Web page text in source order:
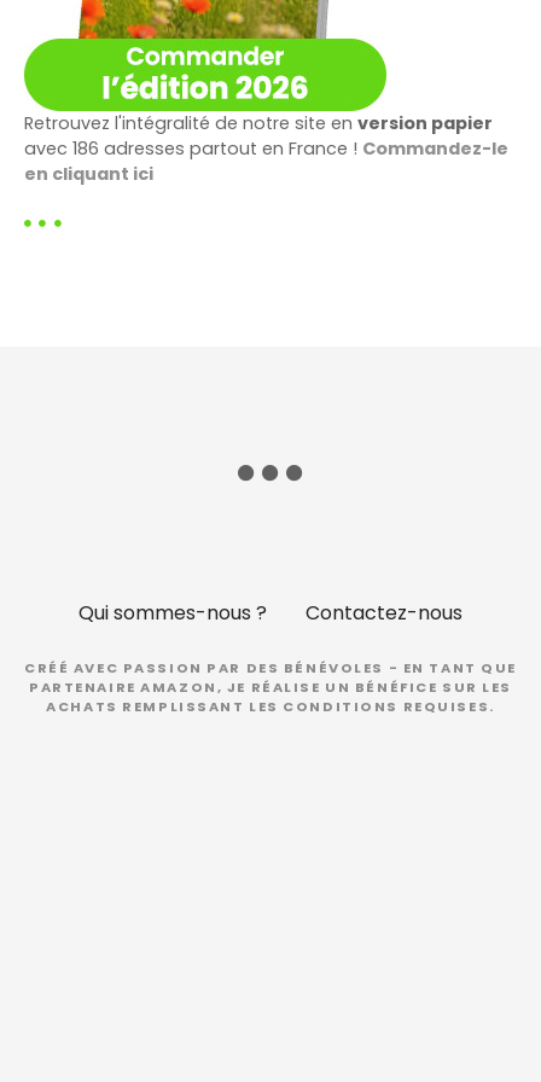
Retrouvez l'intégralité de notre site en version papier
avec 186 adresses partout en France ! Commandez-le
en cliquant ici
Qui sommes-nous ? Contactez-nous
CRÉÉ AVEC PASSION PAR DES BÉNÉVOLES - EN TANT QUE
PARTENAIRE AMAZON, JE RÉALISE UN BÉNÉFICE SUR LES
ACHATS REMPLISSANT LES CONDITIONS REQUISES.